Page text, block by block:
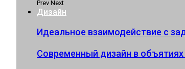
Prev Next
Дизайн
Идеальное взаимодействие с
Современный дизайн в